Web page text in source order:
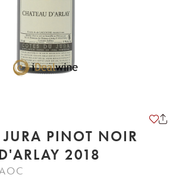
JURA PINOT NOIR
CHÂTEAU D'ARLAY 2018